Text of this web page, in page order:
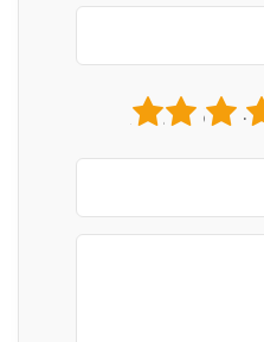
4
3
2